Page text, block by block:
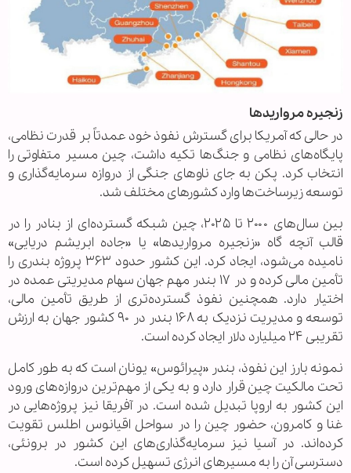
زنجیره مرواریدها
در حالی که آمریکا برای گسترش نفوذ خود عمدتاً بر قدرت نظامی،
پایگاه‌های نظامی و جنگ‌ها تکیه داشت، چین مسیر متفاوتی را
انتخاب کرد. پکن به جای ناوهای جنگی از دروازه سرمایه‌گذاری و
توسعه زیرساخت‌ها وارد کشورهای مختلف شد.
بین سال‌های ۲۰۰۰ تا ۲۰۲۵، چین شبکه گسترده‌ای از بنادر را در
قالب آنچه گاه «زنجیره مرواریدها» یا «جاده ابریشم دریایی»
نامیده می‌شود، ایجاد کرد. این کشور حدود ۳۶۳ پروژه بندری را
تأمین مالی کرده و در ۱۷ بندر مهم جهان سهام مدیریتی عمده در
اختیار دارد. همچنین نفوذ گسترده‌تری از طریق تأمین مالی،
توسعه و مدیریت نزدیک به ۱۶۸ بندر در ۹۰ کشور جهان به ارزش
تقریبی ۲۴ میلیارد دلار ایجاد کرده است.
نمونه بارز این نفوذ، بندر «پیرائوس» یونان است که به طور کامل
تحت مالکیت چین قرار دارد و به یکی از مهم‌ترین دروازه‌های ورود
این کشور به اروپا تبدیل شده است. در آفریقا نیز پروژه‌هایی در
غنا و کامرون، حضور چین را در سواحل اقیانوس اطلس تقویت
کرده‌اند. در آسیا نیز سرمایه‌گذاری‌های این کشور در برونئی،
دسترسی آن را به مسیرهای انرژی تسهیل کرده است.